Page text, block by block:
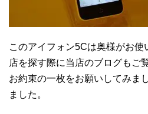
このアイフォン5Cは奥様がお使
店を探す際に当店のブログもご
お約束の一枚をお願いしてみま
ました。